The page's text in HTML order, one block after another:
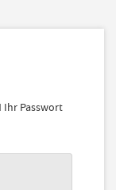
Ihr Passwort